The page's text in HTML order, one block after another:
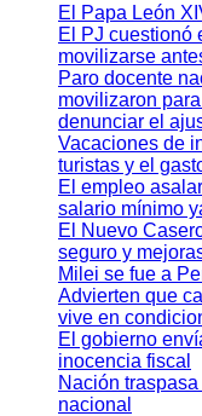
El Papa León
El PJ cuestionó
movilizarse
Paro docente
movilizaron
denunciar el
Vacaciones de
turistas y el
El empleo
salario mínimo
El Nuevo
seguro y
Milei se fue a
Advierten que
vive en
El gobierno
inocencia fiscal
Nación
nacional